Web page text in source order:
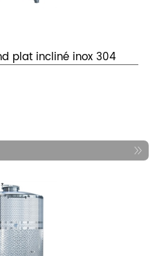
plat incliné inox 304